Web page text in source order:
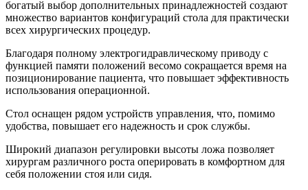
богатый выбор дополнительных принадлежностей создают
множество вариантов конфигураций стола для практически
всех хирургических процедур.
Благодаря полному электрогидравлическому приводу с
функцией памяти положений весомо сокращается время на
позиционирование пациента, что повышает эффективность
использования операционной.
Стол оснащен рядом устройств управления, что, помимо
удобства, повышает его надежность и срок службы.
Широкий диапазон регулировки высоты ложа позволяет
хирургам различного роста оперировать в комфортном для
себя положении стоя или сидя.